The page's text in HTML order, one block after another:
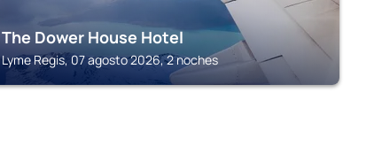
The Dower House Hotel
Lyme Regis, 07 agosto 2026, 2 noches